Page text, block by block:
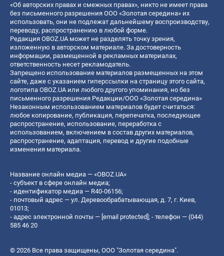
«Об авторских правах и смежных правах», никто не имеет права
без письменного разрешения ООО «Золотая середина» их
использовать, они не подлежат дальнейшему воспроизводству,
переводу, распространению в любой форме.
Редакция OBOZ.UA может не разделять точку зрения,
изложенную в авторском материале. За достоверность
информации, размещенной в рекламных материалах,
ответственность несет рекламодатель.
Запрещено использование материалов размещенных на этом
сайте, даже с указанием гиперссылки на страницу этого сайта,
логотипа OBOZ.UA или любого другого упоминания, но без
письменного разрешения Редакции/ООО «Золотая середина»
Незаконным использованием материалов будет считаться:
любое копирование, публикация, перепечатка, последующее
распространение, использование, переработка с
использованием, включением в состав других материалов,
распространение, адаптация, перевод и другие подобные
изменения материала.
Название онлайн медиа — «OBOZ.UA»
- субъект в сфере онлайн медиа;
- идентификатор медиа — R40-06156;
- почтовый адрес — ул. Деревообрабатывающая, д. 7, г. Киев,
01013;
- адрес электронной почты — [email protected]; - телефон — (044)
585 46 20
© 2026 Все права защищены, ООО "Золотая середина".